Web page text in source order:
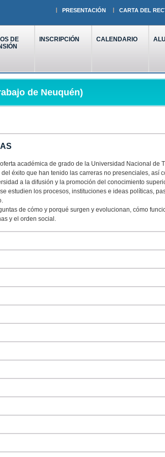
PRESENTACIÓN CARTA DEL
DE
INSCRIPCIÓN CALENDARIO
de Neuquén)
académica de grado de la Universidad Nacional de
éxito que han tenido las carreras no presenciales, así
a la difusión y la promoción del conocimiento
estudien los procesos, instituciones e ideas políticas,
de cómo y porqué surgen y evolucionan, cómo
y el orden social.